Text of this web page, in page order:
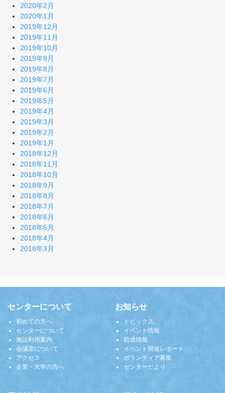
2020年2月
2020年1月
2019年12月
2019年11月
2019年10月
2019年9月
2019年8月
2019年7月
2019年6月
2019年5月
2019年4月
2019年3月
2019年2月
2019年1月
2018年12月
2018年11月
2018年10月
2018年9月
2018年8月
2018年7月
2018年6月
2018年5月
2018年4月
2018年3月
センターについて
初めての方へ
センターについて
施設利用案内
会議室について
アクセス
企業・大学の方へ
お知らせ
トピックス
イベント情報
助成情報
イベント開催レポート
ボランティア募集
センターだより